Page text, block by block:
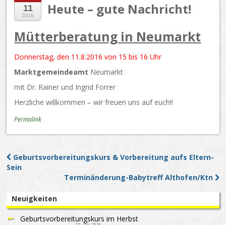
11
2016
Heute – gute Nachricht!
Mütterberatung in Neumarkt
Donnerstag, den 11.8.2016 von 15 bis 16 Uhr
Marktgemeindeamt Neumarkt
mit Dr. Rainer und Ingrid Forrer
Herzliche willkommen – wir freuen uns auf euch!!
Permalink
Post navigation
Geburtsvorbereitungskurs & Vorbereitung aufs Eltern-
Sein
Terminänderung-Babytreff Althofen/Ktn
Neuigkeiten
Geburtsvorbereitungskurs im Herbst